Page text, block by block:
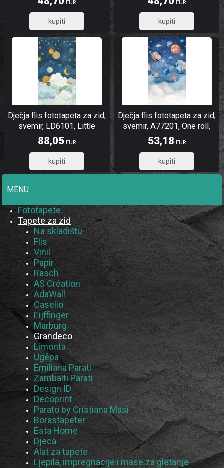
Ljepilo besplatno
EUR
38,96
Ljepilo besplatno
EUR
38,96
Dječja flis fototapeta za zid,
svemir, LD6101, Little
Dreamers, Grandeco |
Ljepilo besplatno
88,05 EUR
70,44
Dječja flis fototapeta za zid,
svemir, A77201, One roll,
one motif 2, Grandeco |
Ljepilo besplatno
53,18 EUR
42,54
MENU
Fototapete
Tapete za zid
Na skladištu
Flis
Vinil
Papir
Rasch
AS Création
AdaWall
Caselio
Eijffinger
Marburg
Grandeco
Limonta
Ugépa
Emiliana Parati
Zambaiti Parati
Design ID
Decoprint
Parato by Cristiana Masi
Borastapeter
Esta Home
Djeca
Alat za tapete
Ljepila, impregnacije i mase za gletanje